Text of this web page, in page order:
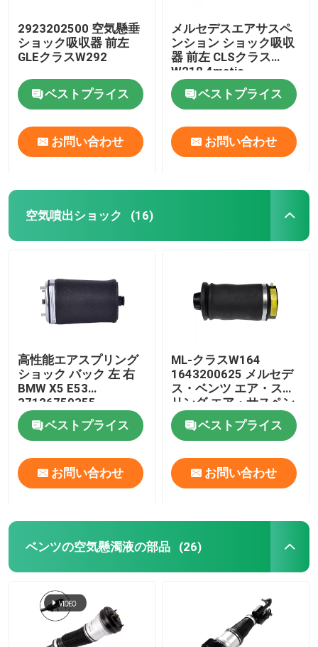
2923202500 空気懸垂
ショック吸収器 前左
GLEクラスW292
ベストプライス
お問い合わせ
メルセデスエアサスペ
ンション ショック吸収
器 前左 CLSクラス
W218 4matic
2123201938
ベストプライス
お問い合わせ
空気噴出ショック (16)
高性能エアスプリング
ショック バック 左 右
BMW X5 E53
37126750355
ベストプライス
お問い合わせ
ML-クラスW164
1643200625 メルセデ
ス・ベンツ エア・スプ
リング エア・サスペン
ション部品
ベストプライス
お問い合わせ
ベンツの空気懸濁液の部品 (26)